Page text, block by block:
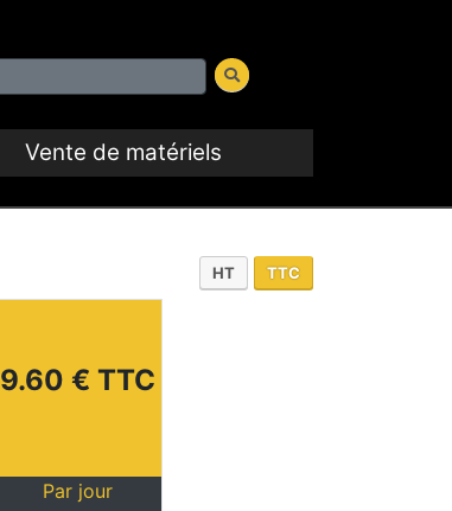
Vente de matériels
HT TTC
9.60 € TTC
Par jour